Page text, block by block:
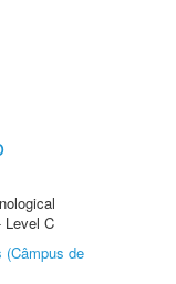
Level C
(Câmpus de